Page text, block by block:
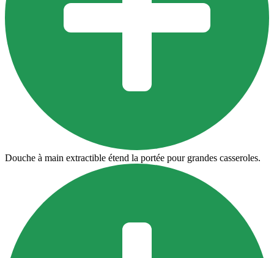
Douche à main extractible étend la portée pour grandes casseroles.